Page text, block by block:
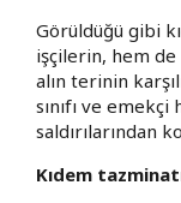
Görüldüğü gibi
işçilerin, hem de
alın terinin
sınıfı ve
saldırılarından
Kıdem